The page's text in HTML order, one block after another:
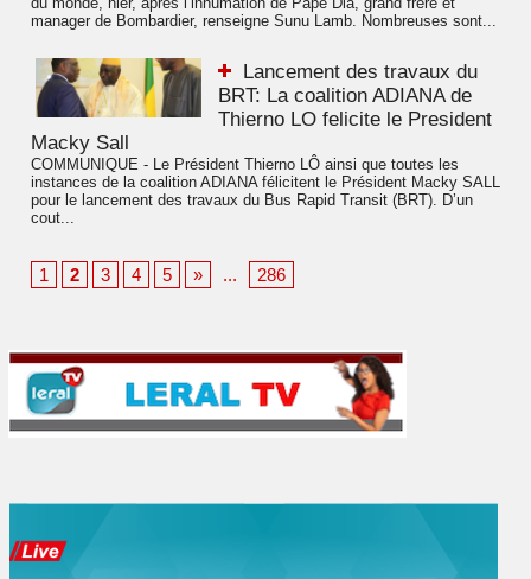
manager de Bombardier, renseigne Sunu Lamb. Nombreuses sont...
Lancement des travaux du
BRT: La coalition ADIANA de
Thierno LO felicite le President
Macky Sall
COMMUNIQUE - Le Président Thierno LÔ ainsi que toutes les
instances de la coalition ADIANA félicitent le Président Macky SALL
pour le lancement des travaux du Bus Rapid Transit (BRT). D’un
cout...
1 2 3 4 5 » ... 286